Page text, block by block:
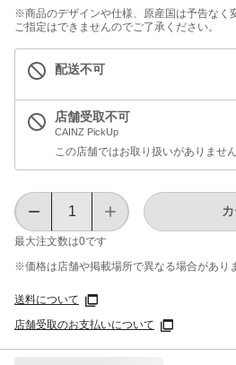
※商品のデザインや仕様、原産国は予告なく
ご指定はできませんのでご了承ください。
配送不可
店舗受取不可
CAINZ PickUp
この店舗ではお取り扱いがありません
最大注文数は0です
※価格は​店舗や​掲載場所で​異なる​場合が​あり
送料について
店舗受取のお支払いについて